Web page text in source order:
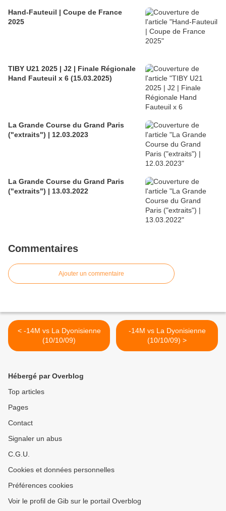
Hand-Fauteuil | Coupe de France
2025
TIBY U21 2025 | J2 | Finale Régionale
Hand Fauteuil x 6 (15.03.2025)
La Grande Course du Grand Paris
("extraits") | 12.03.2023
La Grande Course du Grand Paris
("extraits") | 13.03.2022
Commentaires
Ajouter un commentaire
< -14M vs La Dyonisienne
(10/10/09)
-14M vs La Dyonisienne
(10/10/09) >
Hébergé par Overblog
Top articles
Pages
Contact
Signaler un abus
C.G.U.
Cookies et données personnelles
Préférences cookies
Voir le profil de Gib sur le portail Overblog